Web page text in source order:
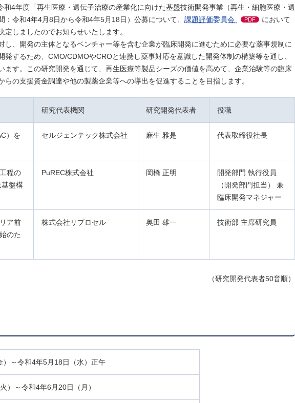
4年度「再生医療・遺伝子治療の産業化に向けた基盤技術開発事業（再生・細胞医療・遺
令和4年4月8日から令和4年5月18日）公募について、 課題評価委員会 PDF
において
しましたのでお知らせいたします。
、開発の主体となるベンチャー等を含む企業が臨床開発に進むために必要な薬事規制に
するため、CMO/CDMOやCROと連携し薬事対応を意識した開発体制の構築等を通し、
す。この研究開発を通じて、再生医療等製品シーズの価値を高めて、企業治験等の臨床
の支援資金調達や他の製薬企業等への導出を促進することを目指します。
研究代表機関 研究開発代表者 役職
）を
セルジェンテック株式会社 麻生 雅是 代表取締役社長
程の
盤構
PuREC株式会社 岡橋 正明
開発部門 執行役員
（開発部門担当） 兼
臨床開発マネジャー
ア前
のた
株式会社リプロセル 奥田 雄一 技術部 主席研究員
（研究開発代表者50音順）
）～令和4年5月18日（水）正午
）～令和4年6月20日（月）